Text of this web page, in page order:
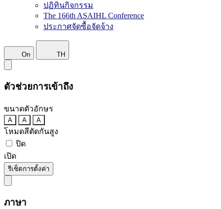
ปฏิทินกิจกรรม
The 166th ASAIHL Conference
ประกาศจัดซื้อจัดจ้าง
On TH
ตัวช่วยการเข้าถึง
ขนาดตัวอักษร
A A A
โหมดสีตัดกันสูง
ปิด
เปิด
รีเซ็ตการตั้งค่า
ภาษา